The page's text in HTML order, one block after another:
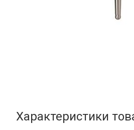
Характеристики